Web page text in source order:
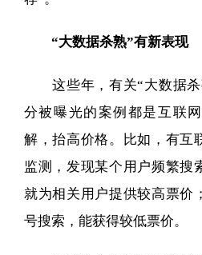
“大数据杀熟”有新表现
这些年，有关“大数据杀
分被曝光的案例都是互联
解，抬高价格。比如，有互
监测，发现某个用户频繁搜
就为相关用户提供较高票价
号搜索，能获得较低票价。